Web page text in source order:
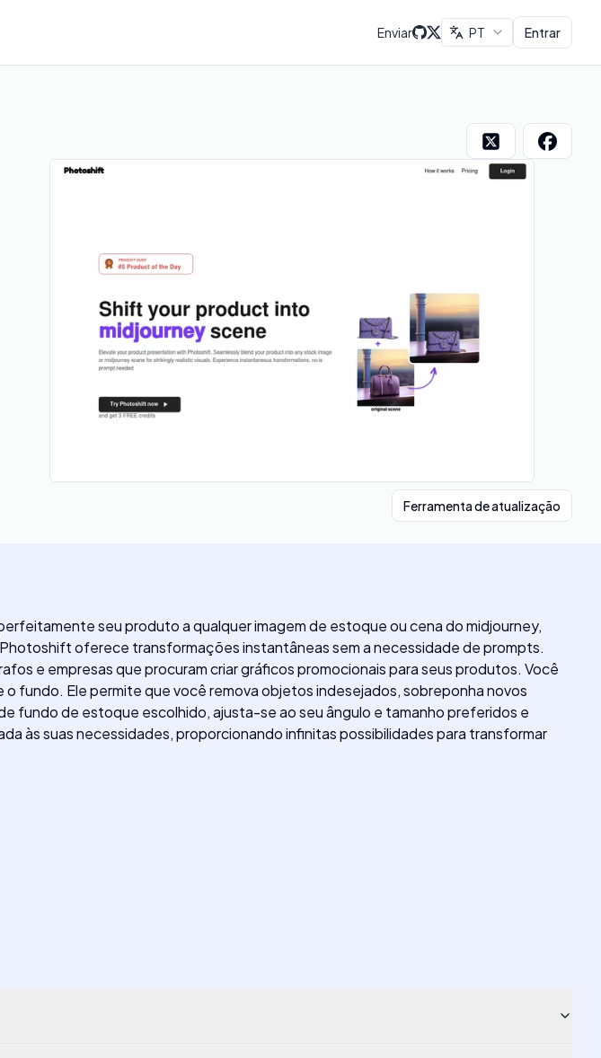
Enviar PT Entrar
Ferramenta de atualização
seu produto a qualquer imagem de estoque ou cena do midjourney,
oferece transformações instantâneas sem a necessidade de prompts.
e empresas que procuram criar gráficos promocionais para seus produtos. Você
Ele permite que você remova objetos indesejados, sobreponha novos
fundo de estoque escolhido, ajusta-se ao seu ângulo e tamanho preferidos e
às suas necessidades, proporcionando infinitas possibilidades para transformar